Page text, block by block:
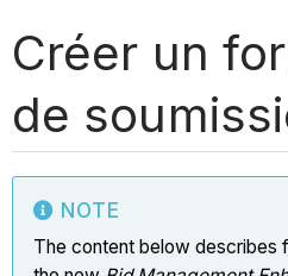
Créer un
de
NOTE
The content below describes